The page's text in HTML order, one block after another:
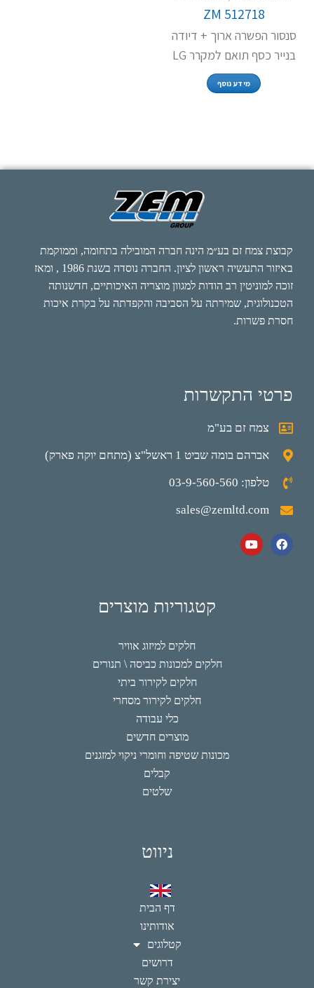
ZM 512718
סנסור הפשרה ארוך + דיודה
בנייר כסף תואם למקרר LG
מידע נוסף
קבוצת צמח זם בע״מ הינה חברה המובילה בתחומה, וממוקמת
באיזור התעשיה ראשון לציון. החברה נוסדה בשנת 1986 , ומאז
זוכה למוניטין רב הודות למגוון מוצריה האיכותיים, חדשנותה
הטכנולוגית, שמירתה על הסביבה והקפדתה על בקרת איכות
חסרת פשרות.
פרטי התקשרות
צמח זם בע"מ
אברהם בומה שביט 1 ראשל"צ (מתחם יוקה פארק)
טלפון: 03-9-560-560
sales@zemltd.com
קטגוריות מוצרים
חלקים למיזוג אוויר
חלקים למכונות כביסה \ תנורים
חלקים לקירור ביתי
חלקים לקירור מסחרי
כלי עבודה
מוצרים חדשים
מכונות שטיפה וחומרי ניקוי למזגנים
קבלים
שלטים
ניווט
דף הבית
אודותינו
קטלוגים
דרושים
יצירת קשר